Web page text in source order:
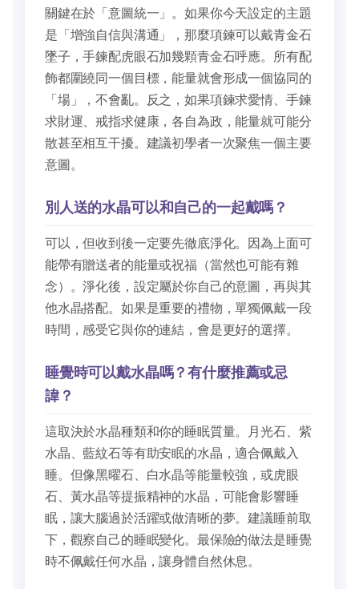
關鍵在於「意圖統一」。如果你今天設定的主題
是「增強自信與溝通」，那麼項鍊可以戴青金石
墜子，手鍊配虎眼石加幾顆青金石呼應。所有配
飾都圍繞同一個目標，能量就會形成一個協同的
「場」，不會亂。反之，如果項鍊求愛情、手鍊
求財運、戒指求健康，各自為政，能量就可能分
散甚至相互干擾。建議初學者一次聚焦一個主要
意圖。
別人送的水晶可以和自己的一起戴嗎？
可以，但收到後一定要先徹底淨化。因為上面可
能帶有贈送者的能量或祝福（當然也可能有雜
念）。淨化後，設定屬於你自己的意圖，再與其
他水晶搭配。如果是重要的禮物，單獨佩戴一段
時間，感受它與你的連結，會是更好的選擇。
睡覺時可以戴水晶嗎？有什麼推薦或忌
諱？
這取決於水晶種類和你的睡眠質量。月光石、紫
水晶、藍紋石等有助安眠的水晶，適合佩戴入
睡。但像黑曜石、白水晶等能量較強，或虎眼
石、黃水晶等提振精神的水晶，可能會影響睡
眠，讓大腦過於活躍或做清晰的夢。建議睡前取
下，觀察自己的睡眠變化。最保險的做法是睡覺
時不佩戴任何水晶，讓身體自然休息。